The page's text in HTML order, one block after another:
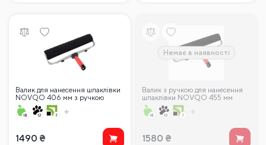
Валик для нанесення шпаклівки
NOVQO 406 мм з ручкою
1490 ₴
Немає в наявності
Валик з ручкою для нанесення
шпаклівки NOVQO 455 мм
1580 ₴